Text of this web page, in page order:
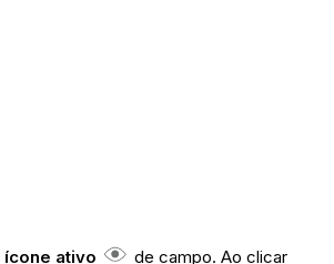
ícone ativo
de campo. Ao clicar